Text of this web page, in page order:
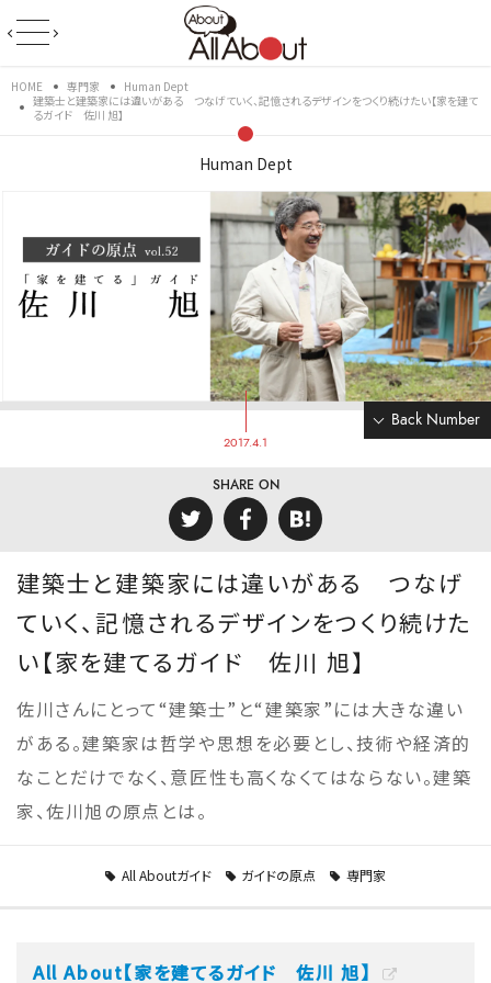
HOME 専門家
Human Dept
建築士と建築家には違いがある つなげていく、記憶されるデザインをつくり続けたい【家を建て
るガイド 佐川 旭】
Human Dept
Back Number
2017.4.1
SHARE ON
建築士と建築家には違いがある つなげ
ていく、記憶されるデザインをつくり続けた
い【家を建てるガイド 佐川 旭】
佐川さんにとって“建築士”と“建築家”には大きな違い
がある。建築家は哲学や思想を必要とし、技術や経済的
なことだけでなく、意匠性も高くなくてはならない。建築
家、佐川旭の原点とは。
All Aboutガイド ガイドの原点 専門家
All About【家を建てるガイド 佐川 旭】